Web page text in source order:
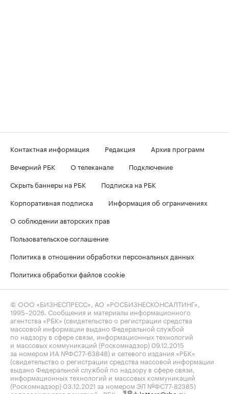
Контактная информация Редакция
Архив программ
Вечерний РБК
О телеканале
Подключение
Скрыть баннеры на РБК
Подписка на РБК
Корпоративная подписка
Информация об ограничениях
О соблюдении авторских прав
Пользовательское соглашение
Политика в отношении обработки персональных данных
Политика обработки файлов cookie
© ООО «БИЗНЕСПРЕСС», АО «РОСБИЗНЕСКОНСАЛТИНГ»,
1995–2026 . Сообщения и материалы информационного
агентства «РБК» (свидетельство о регистрации средства
массовой информации выдано Федеральной службой
по надзору в сфере связи, информационных технологий
и массовых коммуникаций (Роскомнадзор) 09.12.2015
за номером ИА №ФС77-63848) и сетевого издания «РБК»
(свидетельство о регистрации средства массовой информации
выдано Федеральной службой по надзору в сфере связи,
информационных технологий и массовых коммуникаций
(Роскомнадзор) 03.12.2021 за номером ЭЛ №ФС77-82385)